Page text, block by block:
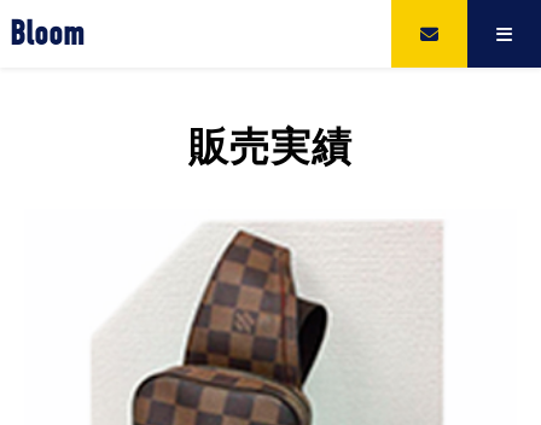
Bloom
販売実績